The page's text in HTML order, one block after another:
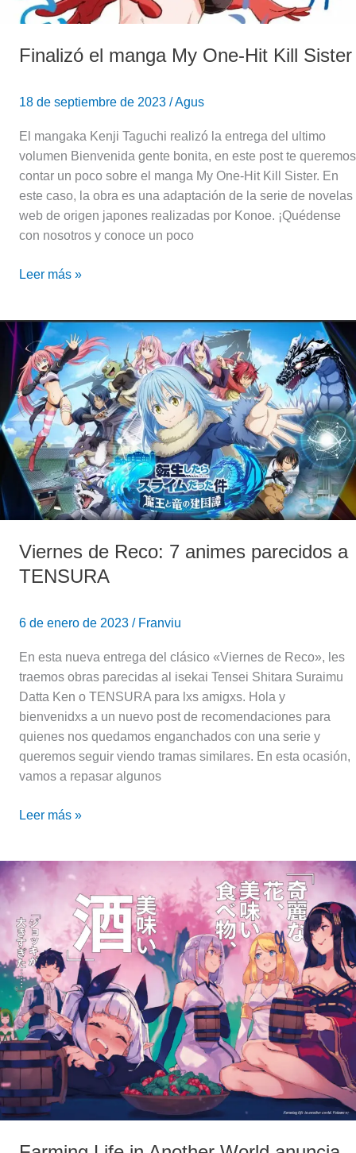
Finalizó el manga My One-Hit Kill Sister
18 de septiembre de 2023 /Agus
El mangaka Kenji Taguchi realizó la entrega del ultimo
volumen Bienvenida gente bonita, en este post te queremos
contar un poco sobre el manga My One-Hit Kill Sister. En
este caso, la obra es una adaptación de la serie de novelas
web de origen japones realizadas por Konoe. ¡Quédense
con nosotros y conoce un poco
Leer más »
Viernes de Reco: 7 animes parecidos a
TENSURA
6 de enero de 2023 / Franviu
En esta nueva entrega del clásico «Viernes de Reco», les
traemos obras parecidas al isekai Tensei Shitara Suraimu
Datta Ken o TENSURA para lxs amigxs. Hola y
bienvenidxs a un nuevo post de recomendaciones para
quienes nos quedamos enganchados con una serie y
queremos seguir viendo tramas similares. En esta ocasión,
vamos a repasar algunos
Viernes
de
Reco:
7
animes
parecidos
a
TENSURA
Leer más »
Farming
Life
Another
World
anuncia
staff,
formato
y
fecha
de
estreno